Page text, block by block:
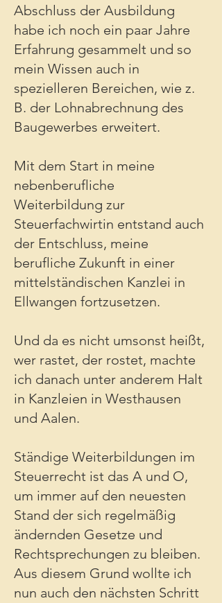
Abschluss der Ausbildung
habe ich noch ein paar Jahre
Erfahrung gesammelt und so
mein Wissen auch in
spezielleren Bereichen, wie z.
B. der Lohnabrechnung des
Baugewerbes erweitert.
Mit dem Start in meine
nebenberufliche
Weiterbildung zur
Steuerfachwirtin entstand auch
der Entschluss, meine
berufliche Zukunft in einer
mittelständischen Kanzlei in
Ellwangen fortzusetzen.
Und da es nicht umsonst heißt,
wer rastet, der rostet, machte
ich danach unter anderem Halt
in Kanzleien in Westhausen
und Aalen.
Ständige Weiterbildungen im
Steuerrecht ist das A und O,
um immer auf den neuesten
Stand der sich regelmäßig
ändernden Gesetze und
Rechtsprechungen zu bleiben.
Aus diesem Grund wollte ich
nun auch den nächsten Schritt